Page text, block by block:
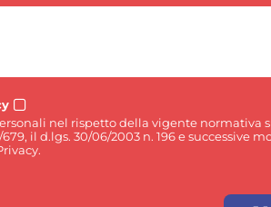
nel rispetto della vigente normativa
il d.lgs. 30/06/2003 n. 196 e successive